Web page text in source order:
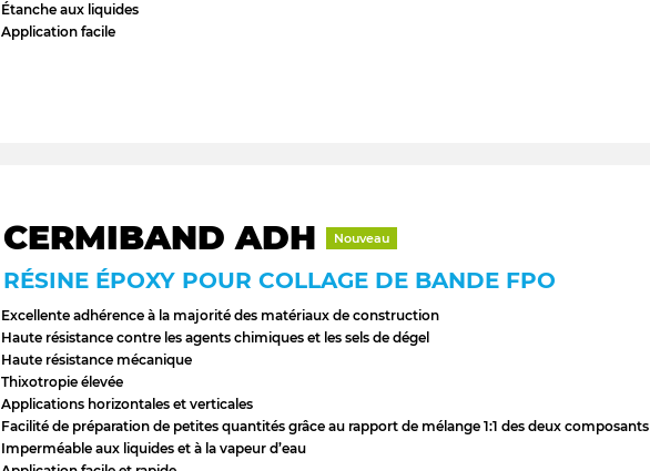
Étanche aux liquides
Application facile
CERMIBAND ADH Nouveau
RÉSINE ÉPOXY POUR COLLAGE DE BANDE FPO
Excellente adhérence à la majorité des matériaux de construction
Haute résistance contre les agents chimiques et les sels de dégel
Haute résistance mécanique
Thixotropie élevée
Applications horizontales et verticales
Facilité de préparation de petites quantités grâce au rapport de mélange 1:1 des deux composants
Imperméable aux liquides et à la vapeur d’eau